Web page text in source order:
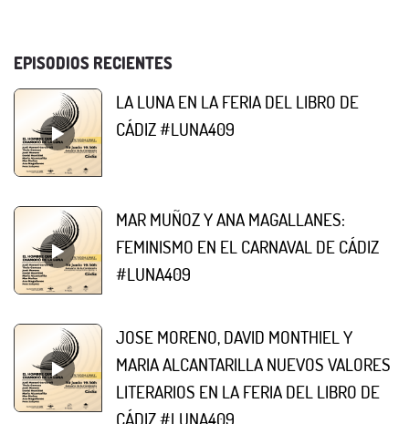
EPISODIOS RECIENTES
LA LUNA EN LA FERIA DEL LIBRO DE
CÁDIZ #LUNA409
MAR MUÑOZ Y ANA MAGALLANES:
FEMINISMO EN EL CARNAVAL DE CÁDIZ
#LUNA409
JOSE MORENO, DAVID MONTHIEL Y
MARIA ALCANTARILLA NUEVOS VALORES
LITERARIOS EN LA FERIA DEL LIBRO DE
CÁDIZ #LUNA409